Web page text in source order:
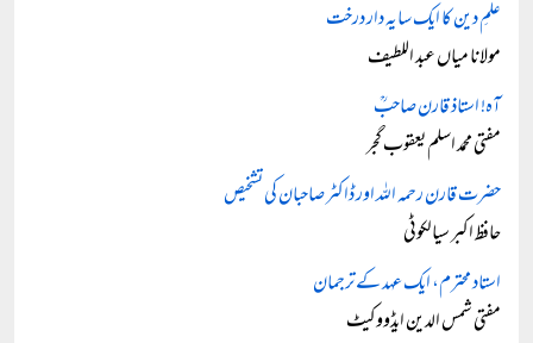
علمِ دین کا ایک سایہ دار درخت
مولانا میاں عبد اللطیف
آہ! استاذ قارن صاحبؒ
مفتی محمد اسلم یعقوب گجر
حضرت قارن رحمہ اللہ اور ڈاکٹر صاحبان کی تشخیص
حافظ اکبر سیالکوٹی
استاد محترم، ایک عہد کے ترجمان
مفتی شمس الدین ایڈووکیٹ